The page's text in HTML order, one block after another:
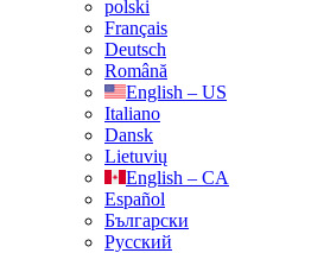
polski
Français
Deutsch
Română
English – US
Italiano
Dansk
Lietuvių
English – CA
Español
Български
Русский